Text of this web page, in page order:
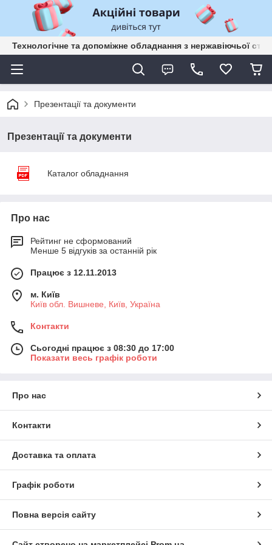
Технологічне та допоміжне обладнання з нержавіючьої
Презентації та документи
Презентації та документи
Каталог обладнання
Про нас
Рейтинг не сформований
Менше 5 відгуків за останній рік
Працює з 12.11.2013
м. Київ
Київ обл. Вишневе, Київ, Україна
Контакти
Сьогодні працює з 08:30 до 17:00
Показати весь графік роботи
Про нас
Контакти
Доставка та оплата
Графік роботи
Повна версія сайту